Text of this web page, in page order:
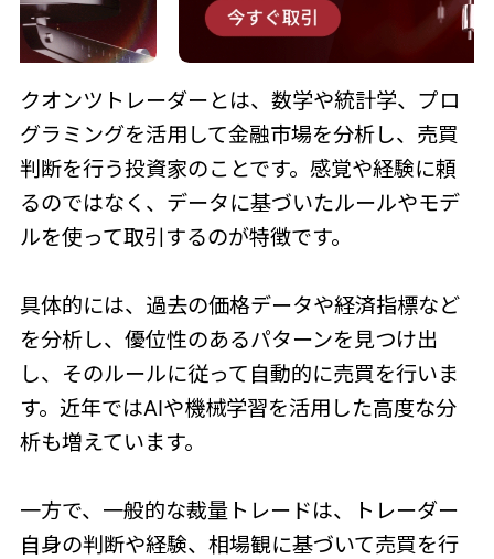
クオンツトレーダーとは、数学や統計学、プロ
グラミングを活用して金融市場を分析し、売買
判断を行う投資家のことです。感覚や経験に頼
るのではなく、データに基づいたルールやモデ
ルを使って取引するのが特徴です。
具体的には、過去の価格データや経済指標など
を分析し、優位性のあるパターンを見つけ出
し、そのルールに従って自動的に売買を行いま
す。近年ではAIや機械学習を活用した高度な分
析も増えています。
一方で、一般的な裁量トレードは、トレーダー
自身の判断や経験、相場観に基づいて売買を行